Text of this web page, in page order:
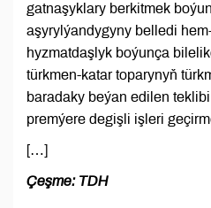
gatnaşyklary berkitmek
aşyrylýandygyny belledi
hyzmatdaşlyk boýunça
türkmen-katar toparynyň
baradaky beýan edilen
premýere degişli işleri
[…]
Çeşme: TDH